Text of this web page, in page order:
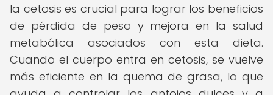
la cetosis es crucial para lograr los beneficios
de pérdida de peso y mejora en la salud
metabólica asociados con esta dieta.
Cuando el cuerpo entra en cetosis, se vuelve
más eficiente en la quema de grasa, lo que